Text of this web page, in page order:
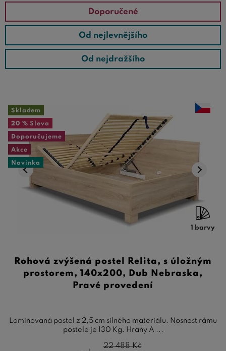
Doporučené
Od nejlevnějšího
Od nejdražšího
Skladem
20 % Sleva
Doporučujeme
Akce
Novinka
1 barvy
Rohová zvýšená postel Relita, s úložným
prostorem, 140x200, Dub Nebraska,
Pravé provedení
Laminovaná postel z 2,5 cm silného materiálu. Nosnost rámu
postele je 130 Kg. Hrany A ...
22 488Kč